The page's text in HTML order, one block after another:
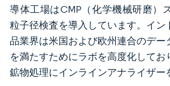
導体工場はCMP（化学機械研磨）
粒子径検査を導入しています。イン
品業界は米国および欧州連合のデー
を満たすためにラボを高度化してお
鉱物処理にインラインアナライザー